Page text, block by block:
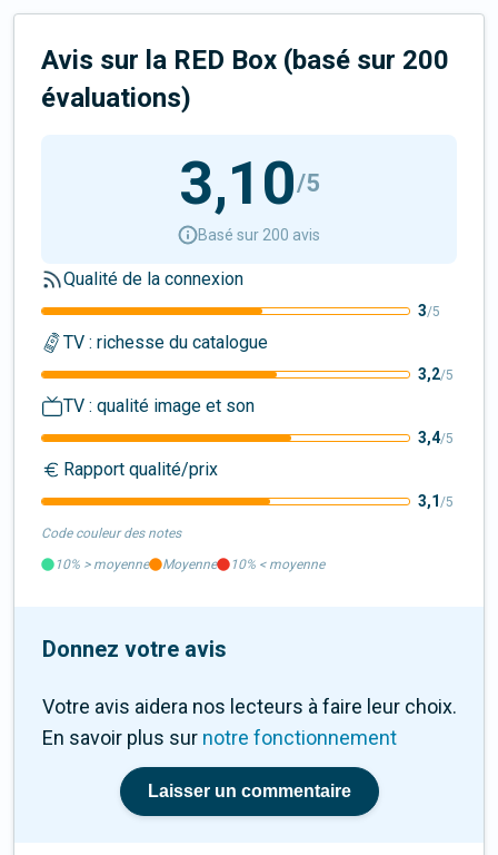
Avis sur la RED Box (basé sur 200
évaluations)
3,10/5
Basé sur 200 avis
Qualité de la connexion
3/5
TV : richesse du catalogue
3,2/5
TV : qualité image et son
3,4/5
Rapport qualité/prix
3,1/5
Code couleur des notes
10% >moyenne Moyenne 10% <moyenne
Donnez votre avis
Votre avis aidera nos lecteurs à faire leur choix.
En savoir plus sur notre fonctionnement
Laisser un commentaire